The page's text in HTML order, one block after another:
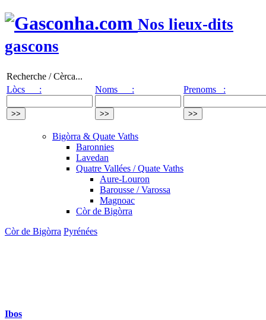
Nos lieux-dits
gascons
Recherche / Cèrca...
Lòcs :
Noms : Prenoms :
Bigòrra & Quate Vaths
Baronnies
Lavedan
Quatre Vallées / Quate Vaths
Aure-Louron
Barousse / Varossa
Magnoac
Còr de Bigòrra
Còr de Bigòrra Pyrénées
Ibos